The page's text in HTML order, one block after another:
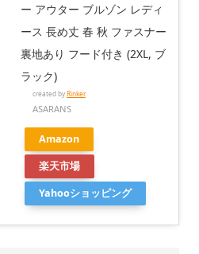
ー アウター ブルゾン レディ
ース 長め丈 春 秋 ファスナー
裏地あり フード付き (2XL, ブ
ラック)
created byRinker
ASARANS
Amazon
楽天市場
Yahooショッピング